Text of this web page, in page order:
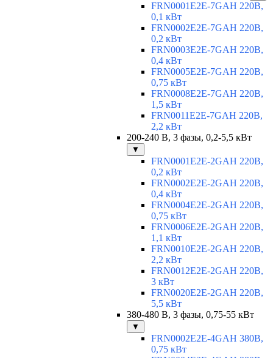
FRN0001E2E-7GAH 220В,
0,1 кВт
FRN0002E2E-7GAH 220В,
0,2 кВт
FRN0003E2E-7GAH 220В,
0,4 кВт
FRN0005E2E-7GAH 220В,
0,75 кВт
FRN0008E2E-7GAH 220В,
1,5 кВт
FRN0011E2E-7GAH 220В,
2,2 кВт
200-240 В, 3 фазы, 0,2-5,5 кВт
▼
FRN0001E2E-2GAH 220В,
0,2 кВт
FRN0002E2E-2GAH 220В,
0,4 кВт
FRN0004E2E-2GAH 220В,
0,75 кВт
FRN0006E2E-2GAH 220В,
1,1 кВт
FRN0010E2E-2GAH 220В,
2,2 кВт
FRN0012E2E-2GAH 220В,
3 кВт
FRN0020E2E-2GAH 220В,
5,5 кВт
380-480 В, 3 фазы, 0,75-55 кВт
▼
FRN0002E2E-4GAH 380В,
0,75 кВт